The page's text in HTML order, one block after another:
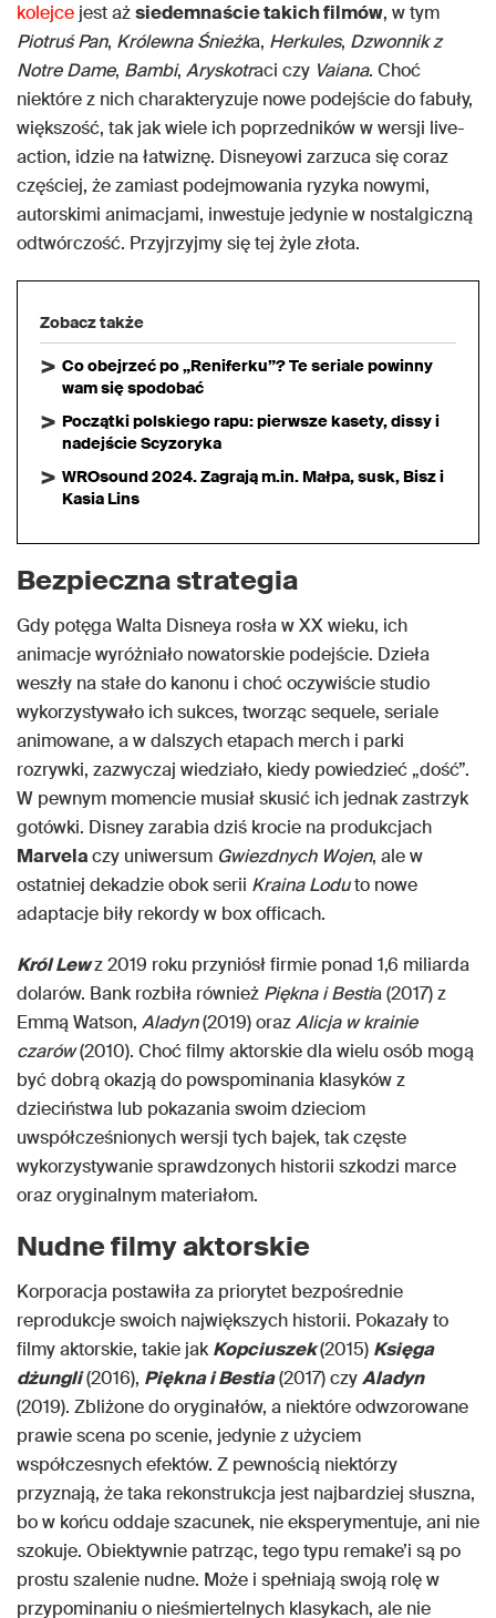
kolejce jest ażsiedemnaście takich filmów, w tym
Piotruś Pan, Królewna Śnieżka, Herkules, Dzwonnik z
Notre Dame, Bambi, Aryskotraci czy Vaiana. Choć
niektóre z nich charakteryzuje nowe podejście do fabuły,
większość, tak jak wiele ich poprzedników w wersji live-
action, idzie na łatwiznę. Disneyowi zarzuca się coraz
częściej, że zamiast podejmowania ryzyka nowymi,
autorskimi animacjami, inwestuje jedynie w nostalgiczną
odtwórczość. Przyjrzyjmy się tej żyle złota.
Zobacz także
Co obejrzeć po „Reniferku”? Te seriale powinny
wam się spodobać
Początki polskiego rapu: pierwsze kasety, dissy i
nadejście Scyzoryka
WROsound 2024. Zagrają m.in. Małpa, susk, Bisz i
Kasia Lins
Bezpieczna strategia
Gdy potęga Walta Disneya rosła w XX wieku, ich
animacje wyróżniało nowatorskie podejście. Dzieła
weszły na stałe do kanonu i choć oczywiście studio
wykorzystywało ich sukces, tworząc sequele, seriale
animowane, a w dalszych etapach merch i parki
rozrywki, zazwyczaj wiedziało, kiedy powiedzieć „dość”.
W pewnym momencie musiał skusić ich jednak zastrzyk
gotówki. Disney zarabia dziś krocie na produkcjach
Marvelaczy uniwersum Gwiezdnych Wojen, ale w
ostatniej dekadzie obok serii Kraina Loduto nowe
adaptacje biły rekordy w box officach.
Król Lewz 2019 roku przyniósł firmie ponad 1,6 miliarda
dolarów. Bank rozbiła również Piękna i Bestia (2017) z
Emmą Watson, Aladyn(2019) orazAlicja w krainie
czarów(2010). Choć filmy aktorskie dla wielu osób mogą
być dobrą okazją do powspominania klasyków z
dzieciństwa lub pokazania swoim dzieciom
uwspółcześnionych wersji tych bajek, tak częste
wykorzystywanie sprawdzonych historii szkodzi marce
oraz oryginalnym materiałom.
Nudne filmy aktorskie
Korporacja postawiła za priorytet bezpośrednie
reprodukcje swoich największych historii. Pokazały to
filmy aktorskie, takie jakKopciuszek(2015) Księga
dżungli(2016), Piękna i Bestia(2017) czyAladyn
(2019). Zbliżone do oryginałów, a niektóre odwzorowane
prawie scena po scenie, jedynie z użyciem
współczesnych efektów. Z pewnością niektórzy
przyznają, że taka rekonstrukcja jest najbardziej słuszna,
bo w końcu oddaje szacunek, nie eksperymentuje, ani nie
szokuje. Obiektywnie patrząc, tego typu remake’i są po
prostu szalenie nudne. Może i spełniają swoją rolę w
przypominaniu o nieśmiertelnych klasykach, ale nie